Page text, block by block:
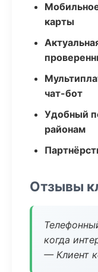
карты
чат-бот
Удобный
районам
Отзывы
когда
— Клиент